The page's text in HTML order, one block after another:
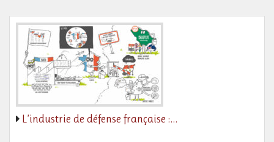
L’industrie de défense française :…